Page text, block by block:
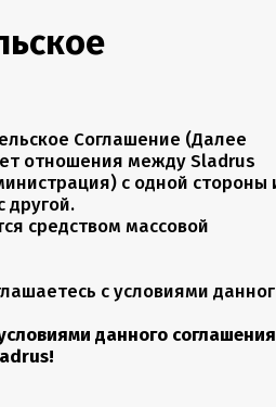
Соглашение (Далее
отношения между Sladrus
с одной стороны
другой.
средством массовой
с условиями
данного